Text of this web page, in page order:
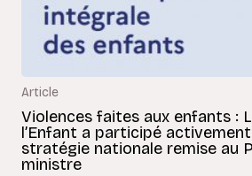
Article
Violences faites aux enfants :
l’Enfant a participé
stratégie nationale remise au
ministre